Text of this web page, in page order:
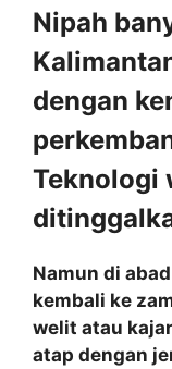
Nipah
dengan
Teknologi
Namun di
kembali ke
welit atau
atap dengan